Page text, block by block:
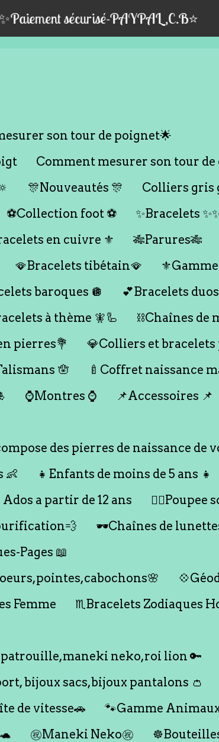
sécurisé-PAYPAL,C.B⭐️
son tour de poignet🌟
Comment mesurer son tour
🎊Nouveautés 🎊
Colliers gris
⚽️Collection foot ⚽️
✨Bracelets
en cuivre ⚜️
🎋Parures🎋
🪭Bracelets tibétain🪭
baroques 🪩
💕Bracelets
à thème 🧚🦾
⛓️Chaînes de
pierres💐
💎Colliers et
🪬
🍼Coffret naissance
⌚️Montres ⌚️
📌Accessoires 📌
des pierres de naissance de
👶
👧Enfants de moins de 5 ans 👧
Ados a partir de 12 ans
🙇‍♂️Poupee
🕶️Chaînes de
Pages 📖
Femme
♏️Bracelets Zodiaques
patrouille,maneki neko,roi lion 🔑
bijoux sacs,bijoux pantalons 👛
de vitesse🚗
🐾Gamme
㊗️Maneki Neko㊗️